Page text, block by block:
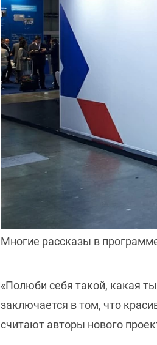
Многие рассказы в
«Полюби себя такой, какая
заключается в том, что
считают авторы нового